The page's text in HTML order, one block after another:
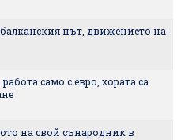
път, движението на
само с евро, хората са
на свой сънародник в